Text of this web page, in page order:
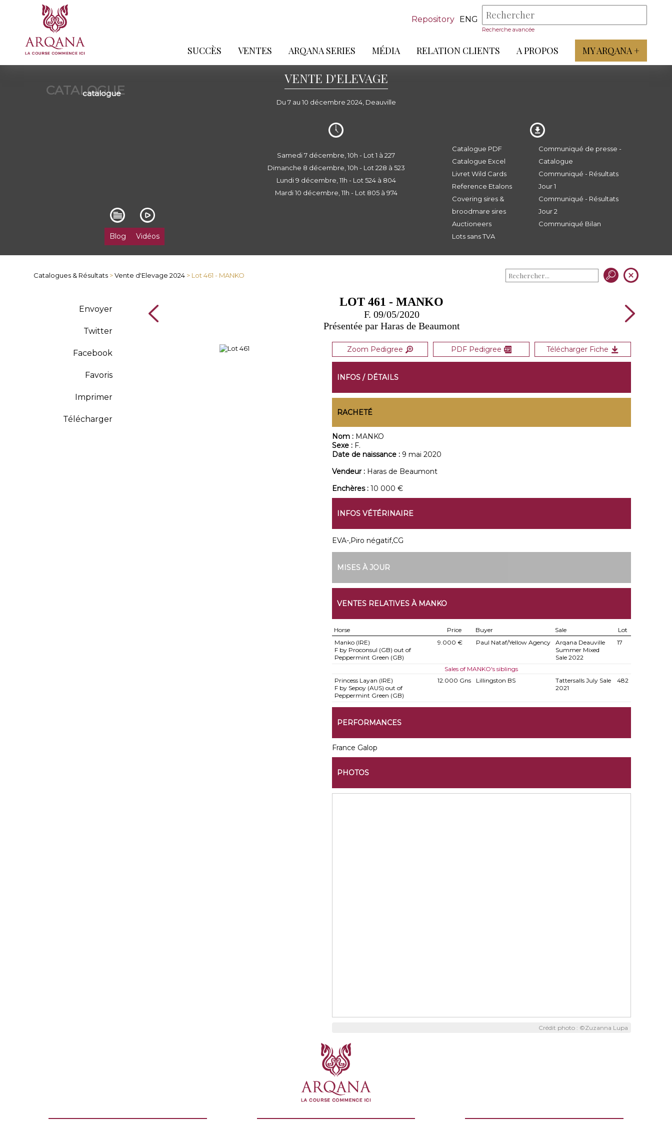
Repository ENG
Recherche avancée
SUCCÈS VENTES ARQANA SERIES MÉDIA RELATION CLIENTS A PROPOS MY ARQANA +
CATALOGUE
catalogue
VENTE D'ELEVAGE
Du 7 au 10 décembre 2024, Deauville
Blog Vidéos
Samedi 7 décembre, 10h - Lot 1 à 227
Dimanche 8 décembre, 10h - Lot 228 à 523
Lundi 9 décembre, 11h - Lot 524 à 804
Mardi 10 décembre, 11h - Lot 805 à 974
Catalogue PDF
Catalogue Excel
Livret Wild Cards
Reference Etalons
Covering sires &
broodmare sires
Auctioneers
Lots sans TVA
Communiqué de presse -
Catalogue
Communiqué - Résultats
Jour 1
Communiqué - Résultats
Jour 2
Communiqué Bilan
Catalogues & Résultats >Vente d'Elevage 2024 > Lot 461 - MANKO
Envoyer
Twitter
Facebook
Favoris
Imprimer
Télécharger
LOT 461 - MANKO
F. 09/05/2020
Présentée par Haras de Beaumont
Zoom Pedigree PDF Pedigree Télécharger Fiche
INFOS / DÉTAILS
RACHETÉ
Nom : MANKO
Sexe : F.
Date de naissance : 9 mai 2020
Vendeur : Haras de Beaumont
Enchères : 10 000 €
INFOS VÉTÉRINAIRE
EVA-,Piro négatif,CG
MISES À JOUR
VENTES RELATIVES À MANKO
Horse Price Buyer Sale
Lot
Manko (IRE)
F by Proconsul (GB) out of
Peppermint Green (GB)
9.000 € Paul Nataf/Yellow Agency
Arqana Deauville
Summer Mixed
Sale 2022
17
Sales of MANKO's siblings
Princess Layan (IRE)
F by Sepoy (AUS) out of
Peppermint Green (GB)
12.000 Gns Lillingston BS
Tattersalls July Sale
2021
482
PERFORMANCES
France Galop
PHOTOS
Crédit photo : ©Zuzanna Lupa